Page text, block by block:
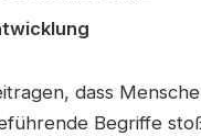
dass
Begriffe